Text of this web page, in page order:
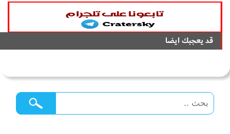
قد يعجبك ايضا